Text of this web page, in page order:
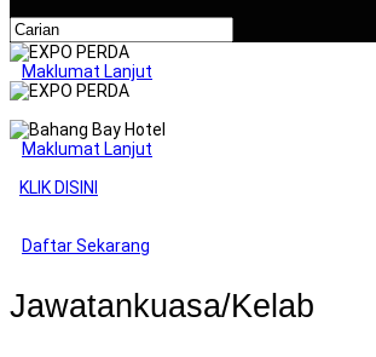
Maklumat Lanjut
Maklumat Lanjut
KLIK DISINI
Daftar Sekarang
Jawatankuasa/Kelab